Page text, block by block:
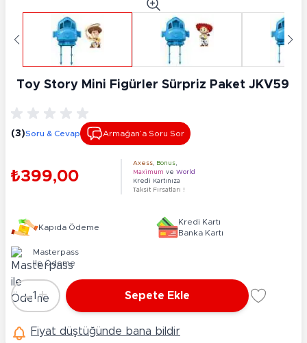
Toy Story Mini Figürler Sürpriz Paket JKV59
(3)Soru & Cevap Armağan’a Soru Sor
₺399,00
Axess Bonus
Maximum ve World
Kredi Kartınıza
Taksit Fırsatları !
Kapıda Ödeme
Kredi Kartı
Banka Kartı
Masterpass
ile Ödeme
Adet
-1 + Sepete Ekle
Fiyat düştüğünde bana bildir